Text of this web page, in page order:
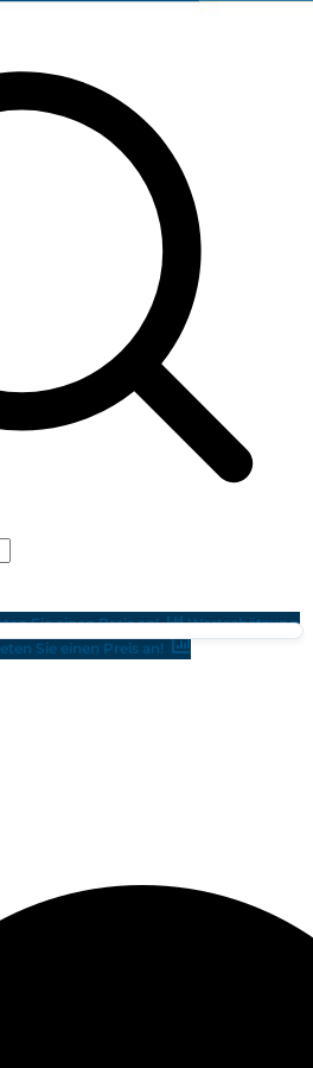
Sie einen Preis an!
Wertschätzung
Sie einen Preis an!